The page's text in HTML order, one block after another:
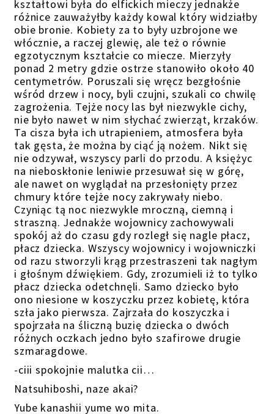
kształtowi była do elfickich mieczy jednakże
różnice zauważyłby każdy kowal który widziałby
obie bronie. Kobiety za to były uzbrojone we
włócznie, a raczej glewię, ale też o równie
egzotycznym kształcie co miecze. Mierzyły
ponad 2 metry gdzie ostrze stanowiło około 40
centymetrów. Poruszali się wręcz bezgłośnie
wśród drzew i nocy, byli czujni, szukali co chwilę
zagrożenia. Tejże nocy las był niezwykle cichy,
nie było nawet w nim słychać zwierząt, krzaków.
Ta cisza była ich utrapieniem, atmosfera była
tak gęsta, że można by ciąć ją nożem. Nikt się
nie odzywał, wszyscy parli do przodu. A księżyc
na nieboskłonie leniwie przesuwał się w górę,
ale nawet on wyglądał na przesłonięty przez
chmury które tejże nocy zakrywały niebo.
Czyniąc tą noc niezwykle mroczną, ciemną i
straszną. Jednakże wojownicy zachowywali
spokój aż do czasu gdy rozległ się nagle płacz,
płacz dziecka. Wszyscy wojownicy i wojowniczki
od razu stworzyli krąg przestraszeni tak nagłym
i głośnym dźwiękiem. Gdy, zrozumieli iż to tylko
płacz dziecka odetchnęli. Samo dziecko było
ono niesione w koszyczku przez kobietę, która
szła jako pierwsza. Zajrzała do koszyczka i
spojrzała na śliczną buzię dziecka o dwóch
różnych oczkach jedno było szafirowe drugie
szmaragdowe.
-ciii spokojnie malutka cii…
Natsuhiboshi, naze akai?
Yube kanashii yume wo mita.